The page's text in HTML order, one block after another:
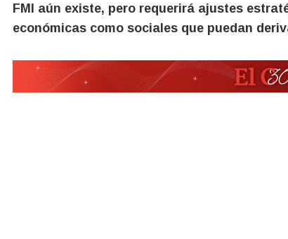
FMI aún existe, pero requerirá ajustes
económicas como sociales que puedan